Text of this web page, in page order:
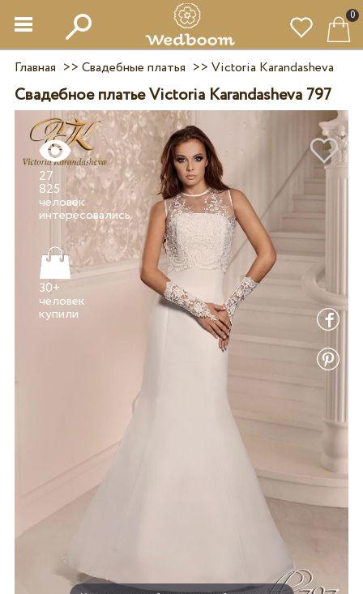
0
Главная >> Свадебные платья >> Victoria Karandasheva
Свадебное платье Victoria Karandasheva 797
27
825
человек
интересовались
30+
человек